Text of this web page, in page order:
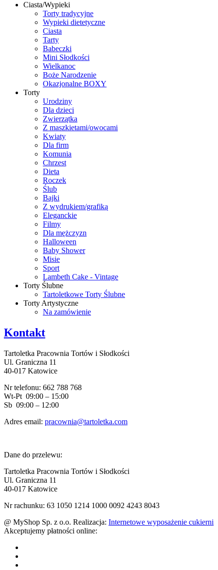
Ciasta/Wypieki
Torty tradycyjne
Wypieki dietetyczne
Ciasta
Tarty
Babeczki
Mini Słodkości
Wielkanoc
Boże Narodzenie
Okazjonalne BOXY
Torty
Urodziny
Dla dzieci
Zwierzątka
Z maszkietami/owocami
Kwiaty
Dla firm
Komunia
Chrzest
Dieta
Roczek
Ślub
Bajki
Z wydrukiem/grafiką
Eleganckie
Filmy
Dla mężczyzn
Halloween
Baby Shower
Misie
Sport
Lambeth Cake - Vintage
Torty Ślubne
Tartoletkowe Torty Ślubne
Torty Artystyczne
Na zamówienie
Kontakt
Tartoletka Pracownia Tortów i Słodkości
Ul. Graniczna 11
40-017 Katowice
Nr telefonu: 662 788 768
Wt-Pt 09:00 – 15:00
Sb 09:00 – 12:00
Adres email: pracownia@tartoletka.com
Dane do przelewu:
Tartoletka Pracownia Tortów i Słodkości
Ul. Graniczna 11
40-017 Katowice
Nr rachunku: 63 1050 1214 1000 0092 4243 8043
@ MyShop Sp. z o.o. Realizacja: Internetowe wyposażenie cukierni
Akceptujemy płatności online: